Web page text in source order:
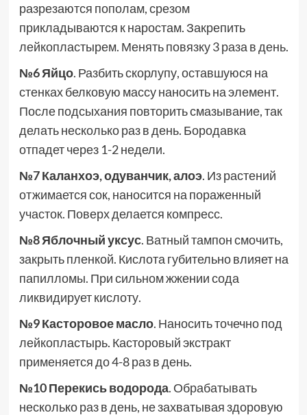
разрезаются пополам, срезом
прикладываются к наростам. Закрепить
лейкопластырем. Менять повязку 3 раза в день.
№6 Яйцо. Разбить скорлупу, оставшуюся на
стенках белковую массу наносить на элемент.
После подсыхания повторить смазывание, так
делать несколько раз в день. Бородавка
отпадет через 1-2 недели.
№7 Каланхоэ, одуванчик, алоэ. Из растений
отжимается сок, наносится на пораженный
участок. Поверх делается компресс.
№8 Яблочный уксус. Ватный тампон смочить,
закрыть пленкой. Кислота губительно влияет на
папилломы. При сильном жжении сода
ликвидирует кислоту.
№9 Касторовое масло. Наносить точечно под
лейкопластырь. Касторовый экстракт
применяется до 4-8 раз в день.
№10 Перекись водорода. Обрабатывать
несколько раз в день, не захватывая здоровую